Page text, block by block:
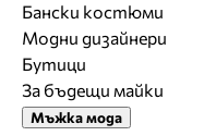
Бански костюми
Модни дизайнери
Бутици
За бъдещи майки
Мъжка мода